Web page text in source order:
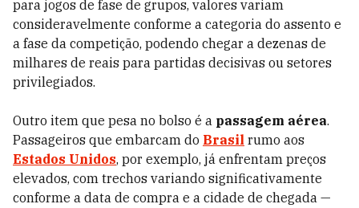
para jogos de fase de grupos, valores variam
consideravelmente conforme a categoria do assento e
a fase da competição, podendo chegar a dezenas de
milhares de reais para partidas decisivas ou setores
privilegiados.
Outro item que pesa no bolso é a passagem aérea.
Passageiros que embarcam do Brasil rumo aos
Estados Unidos, por exemplo, já enfrentam preços
elevados, com trechos variando significativamente
conforme a data de compra e a cidade de chegada —